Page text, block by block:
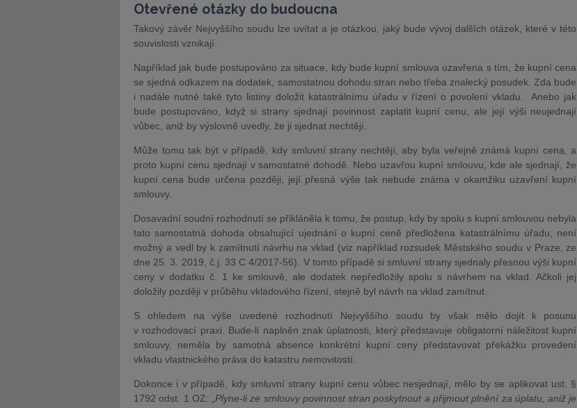
Otevřené otázky do budoucna
Takový závěr Nejvyššího soudu lze uvítat a je otázkou, jaký bude vývoj dalších otázek, které v této
souvislosti vznikají.
Například jak bude postupováno za situace, kdy bude kupní smlouva uzavřena s tím, že kupní cena
se sjedná odkazem na dodatek, samostatnou dohodu stran nebo třeba znalecký posudek. Zda bude
i nadále nutné také tyto listiny doložit katastrálnímu úřadu v řízení o povolení vkladu. Anebo jak
bude postupováno, když si strany sjednají povinnost zaplatit kupní cenu, ale její výši neujednají
vůbec, aniž by výslovně uvedly, že ji sjednat nechtějí.
Může tomu tak být v případě, kdy smluvní strany nechtějí, aby byla veřejně známá kupní cena, a
proto kupní cenu sjednají v samostatné dohodě. Nebo uzavřou kupní smlouvu, kde ale sjednají, že
kupní cena bude určena později, její přesná výše tak nebude známa v okamžiku uzavření kupní
smlouvy.
Dosavadní soudní rozhodnutí se přikláněla k tomu, že postup, kdy by spolu s kupní smlouvou nebyla
tato samostatná dohoda obsahující ujednání o kupní ceně předložena katastrálnímu úřadu, není
možný a vedl by k zamítnutí návrhu na vklad (viz například rozsudek Městského soudu v Praze, ze
dne 25. 3. 2019, č.j. 33 C 4/2017-56). V tomto případě si smluvní strany sjednaly přesnou výši kupní
ceny v dodatku č. 1 ke smlouvě, ale dodatek nepředložily spolu s návrhem na vklad. Ačkoli jej
doložily později v průběhu vkladového řízení, stejně byl návrh na vklad zamítnut.
S ohledem na výše uvedené rozhodnutí Nejvyššího soudu by však mělo dojít k posunu
v rozhodovací praxi. Bude-li naplněn znak úplatnosti, který představuje obligatorní náležitost kupní
smlouvy, neměla by samotná absence konkrétní kupní ceny představovat překážku provedení
vkladu vlastnického práva do katastru nemovitostí.
Dokonce i v případě, kdy smluvní strany kupní cenu vůbec nesjednají, mělo by se aplikovat ust. §
1792 odst. 1 OZ: „ Plyne-li ze smlouvy povinnost stran poskytnout a přijmout plnění za úplatu, aniž je